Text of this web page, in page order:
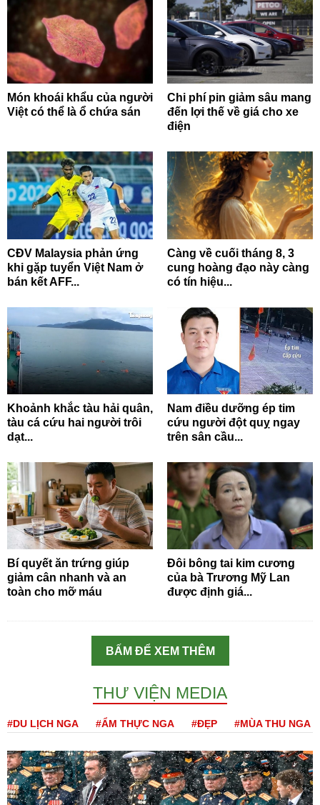
Món khoái khẩu của người
Việt có thể là ổ chứa sán
Chi phí pin giảm sâu mang
đến lợi thế về giá cho xe
điện
CĐV Malaysia phản ứng
khi gặp tuyển Việt Nam ở
bán kết AFF...
Càng về cuối tháng 8, 3
cung hoàng đạo này càng
có tín hiệu...
Khoảnh khắc tàu hải quân,
tàu cá cứu hai người trôi
dạt...
Nam điều dưỡng ép tim
cứu người đột quỵ ngay
trên sân cầu...
Bí quyết ăn trứng giúp
giảm cân nhanh và an
toàn cho mỡ máu
Đôi bông tai kim cương
của bà Trương Mỹ Lan
được định giá...
BẤM ĐỂ XEM THÊM
THƯ VIỆN MEDIA
#DU LỊCH NGA #ẨM THỰC NGA #ĐẸP #MÙA THU NGA